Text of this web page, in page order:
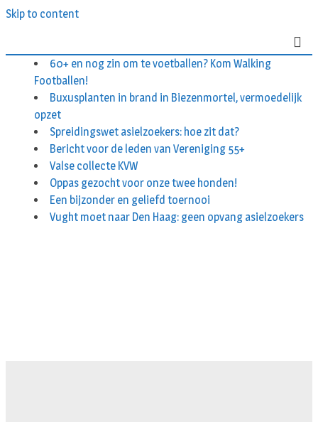
Skip to content
60+ en nog zin om te voetballen? Kom Walking
Footballen!
Buxusplanten in brand in Biezenmortel, vermoedelijk
opzet
Spreidingswet asielzoekers: hoe zit dat?
Bericht voor de leden van Vereniging 55+
Valse collecte KVW
Oppas gezocht voor onze twee honden!
Een bijzonder en geliefd toernooi
Vught moet naar Den Haag: geen opvang asielzoekers